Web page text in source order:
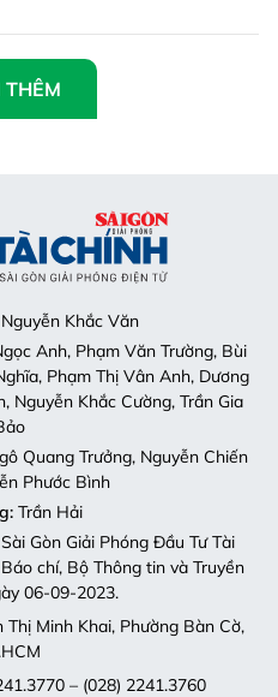
THÊM
Khắc Văn
Anh, Phạm Văn Trường, Bùi
Phạm Thị Vân Anh, Dương
Nguyễn Khắc Cường, Trần Gia
Quang Trưởng, Nguyễn Chiến
Phước Bình
Trần Hải
Gòn Giải Phóng Đầu Tư Tài
chí, Bộ Thông tin và Truyền
06-09-2023.
Minh Khai, Phường Bàn Cờ,
– (028) 2241.3760